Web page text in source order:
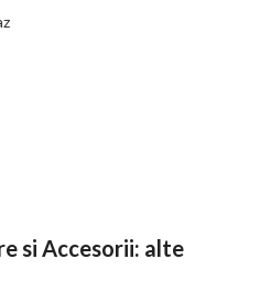
si Accesorii: alte